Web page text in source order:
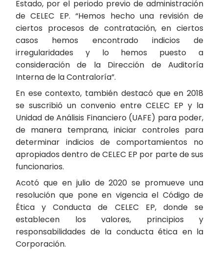
Estado, por el periodo previo de administración
de CELEC EP. “Hemos hecho una revisión de
ciertos procesos de contratación, en ciertos
casos hemos encontrado indicios de
irregularidades y lo hemos puesto a
consideración de la Dirección de Auditoría
Interna de la Contraloría”.
En ese contexto, también destacó que en 2018
se suscribió un convenio entre CELEC EP y la
Unidad de Análisis Financiero (UAFE) para poder,
de manera temprana, iniciar controles para
determinar indicios de comportamientos no
apropiados dentro de CELEC EP por parte de sus
funcionarios.
Acotó que en julio de 2020 se promueve una
resolución que pone en vigencia el Código de
Ética y Conducta de CELEC EP, donde se
establecen los valores, principios y
responsabilidades de la conducta ética en la
Corporación.